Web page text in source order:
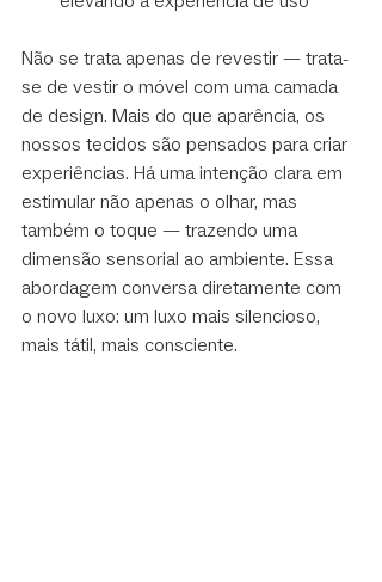
Não se trata apenas de revestir — trata-
se de vestir o móvel com uma camada
de design. Mais do que aparência, os
nossos tecidos são pensados para criar
experiências. Há uma intenção clara em
estimular não apenas o olhar, mas
também o toque — trazendo uma
dimensão sensorial ao ambiente. Essa
abordagem conversa diretamente com
o novo luxo: um luxo mais silencioso,
mais tátil, mais consciente.